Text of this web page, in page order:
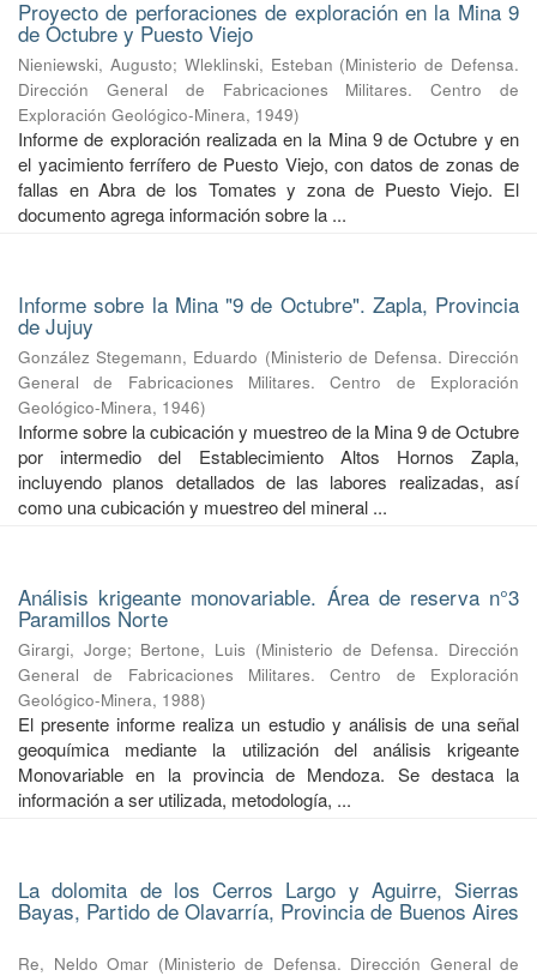
Proyecto de perforaciones de exploración en la Mina 9
de Octubre y Puesto Viejo
Nieniewski, Augusto; Wleklinski, Esteban (Ministerio de Defensa.
Dirección General de Fabricaciones Militares. Centro de
Exploración Geológico-Minera, 1949)
Informe de exploración realizada en la Mina 9 de Octubre y en
el yacimiento ferrífero de Puesto Viejo, con datos de zonas de
fallas en Abra de los Tomates y zona de Puesto Viejo. El
documento agrega información sobre la ...
Informe sobre la Mina "9 de Octubre". Zapla, Provincia
de Jujuy
González Stegemann, Eduardo (Ministerio de Defensa. Dirección
General de Fabricaciones Militares. Centro de Exploración
Geológico-Minera, 1946)
Informe sobre la cubicación y muestreo de la Mina 9 de Octubre
por intermedio del Establecimiento Altos Hornos Zapla,
incluyendo planos detallados de las labores realizadas, así
como una cubicación y muestreo del mineral ...
Análisis krigeante monovariable. Área de reserva n°3
Paramillos Norte
Girargi, Jorge; Bertone, Luis (Ministerio de Defensa. Dirección
General de Fabricaciones Militares. Centro de Exploración
Geológico-Minera, 1988)
El presente informe realiza un estudio y análisis de una señal
geoquímica mediante la utilización del análisis krigeante
Monovariable en la provincia de Mendoza. Se destaca la
información a ser utilizada, metodología, ...
La dolomita de los Cerros Largo y Aguirre, Sierras
Bayas, Partido de Olavarría, Provincia de Buenos Aires
Re, Neldo Omar (Ministerio de Defensa. Dirección General de